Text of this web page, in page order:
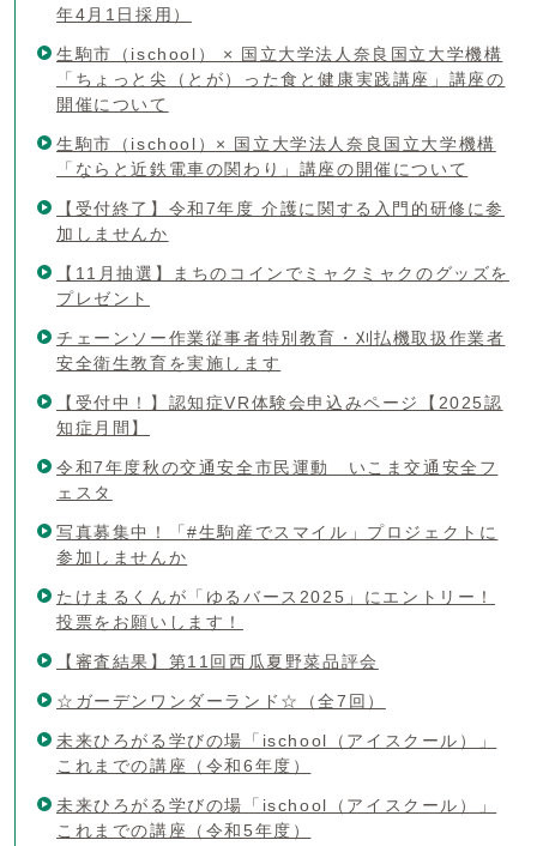
年4月1日採用）
生駒市（ischool） × 国立大学法人奈良国立大学機構
「ちょっと尖（とが）った食と健康実践講座」講座の
開催について
生駒市（ischool）× 国立大学法人奈良国立大学機構
「ならと近鉄電車の関わり」講座の開催について
【受付終了】令和7年度 介護に関する入門的研修に参
加しませんか
【11月抽選】まちのコインでミャクミャクのグッズを
プレゼント
チェーンソー作業従事者特別教育・刈払機取扱作業者
安全衛生教育を実施します
【受付中！】認知症VR体験会申込みページ【2025認
知症月間】
令和7年度秋の交通安全市民運動 いこま交通安全フ
ェスタ
写真募集中！「#生駒産でスマイル」プロジェクトに
参加しませんか
たけまるくんが「ゆるバース2025」にエントリー！
投票をお願いします！
【審査結果】第11回西瓜夏野菜品評会
☆ガーデンワンダーランド☆（全7回）
未来ひろがる学びの場「ischool（アイスクール）」
これまでの講座（令和6年度）
未来ひろがる学びの場「ischool（アイスクール）」
これまでの講座（令和5年度）